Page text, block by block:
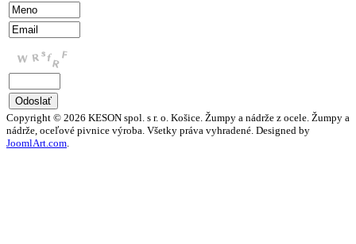
Copyright © 2026 KESON spol. s r. o. Košice. Žumpy a nádrže z ocele. Žumpy a
nádrže, oceľové pivnice výroba. Všetky práva vyhradené. Designed by
JoomlArt.com.